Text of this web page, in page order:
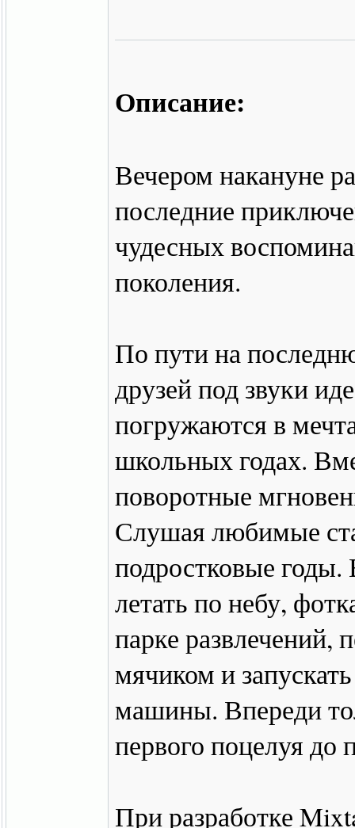
Описание:
Вечером накануне
последние
чудесных
поколения.
По пути на
друзей под звуки
погружаются в
школьных годах.
поворотные
Слушая любимые
подростковые годы.
летать по небу,
парке развлечений,
мячиком и
машины. Впереди
первого поцелуя до
При разработке